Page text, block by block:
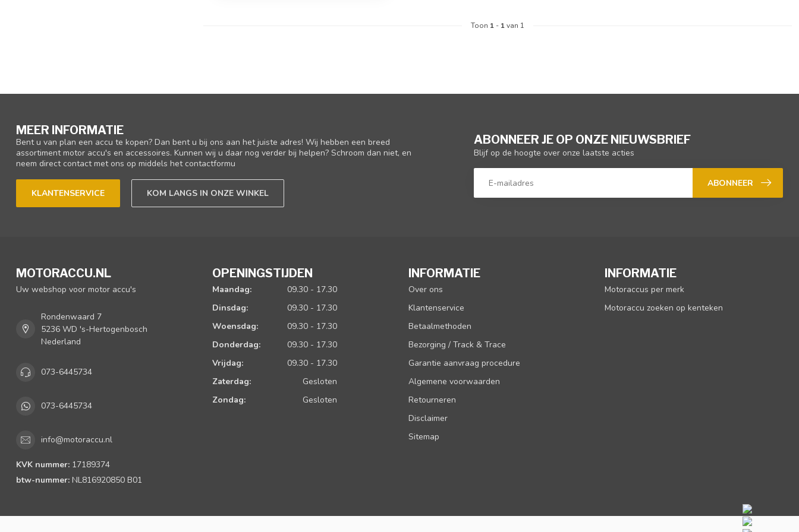
Toon 1 - 1van 1
MEER INFORMATIE
Bent u van plan een accu te kopen? Dan bent u bij ons aan het juiste adres! Wij hebben een breed
assortiment motor accu's en accessoires. Kunnen wij u daar nog verder bij helpen? Schroom dan niet, en
neem direct contact met ons op middels het contactformu
KLANTENSERVICE KOM LANGS IN ONZE WINKEL
ABONNEER JE OP ONZE NIEUWSBRIEF
Blijf op de hoogte over onze laatste acties
ABONNEER
MOTORACCU.NL
Uw webshop voor motor accu's
Rondenwaard 7
5236 WD 's-Hertogenbosch
Nederland
073-6445734
073-6445734
info@motoraccu.nl
KVK nummer: 17189374
btw-nummer: NL816920850 B01
OPENINGSTIJDEN
Maandag:
09.30 - 17.30
Dinsdag:
09.30 - 17.30
Woensdag:
09.30 - 17.30
Donderdag:
09.30 - 17.30
Vrijdag:
09.30 - 17.30
Zaterdag:
Gesloten
Zondag:
Gesloten
INFORMATIE
Over ons
Klantenservice
Betaalmethoden
Bezorging / Track & Trace
Garantie aanvraag procedure
Algemene voorwaarden
Retourneren
Disclaimer
Sitemap
INFORMATIE
Motoraccus per merk
Motoraccu zoeken op kenteken